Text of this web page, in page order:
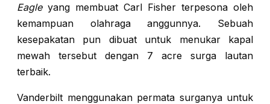
Eagle yang membuat Carl Fisher terpesona oleh
kemampuan olahraga anggunnya. Sebuah
kesepakatan pun dibuat untuk menukar kapal
mewah tersebut dengan 7 acre surga lautan
terbaik.
Vanderbilt menggunakan permata surganya untuk